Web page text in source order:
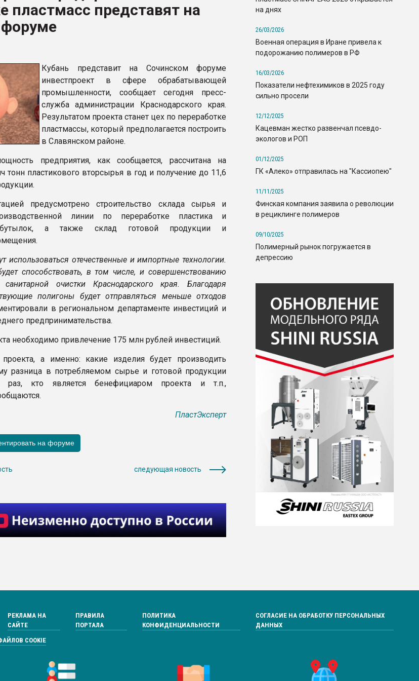
пластмасс представят на
Кубань представит на Сочинском форуме
инвестпроект в сфере обрабатывающей
промышленности, сообщает сегодня пресс-
служба администрации Краснодарского края.
Результатом проекта станет цех по переработке
пластмассы, который предполагается построить
в Славянском районе.
предприятия, как сообщается, рассчитана на
тонн пластикового вторсырья в год и получение до 11,6
предусмотрено строительство склада сырья и
линии по переработке пластика и
бутылок, а также склад готовой продукции и
использоваться отечественные и импортные технологии.
способствовать, в том числе, и совершенствованию
очистки Краснодарского края. Благодаря
полигоны будет отправляться меньше отходов
в региональном департаменте инвестиций и
предпринимательства.
необходимо привлечение 175 млн рублей инвестиций.
а именно: какие изделия будет производить
разница в потребляемом сырье и готовой продукции
раз, кто является бенефициаром проекта и т.п.,
ПластЭксперт
следующая новость
на днях
26/03/2026
Военная операция в Иране привела к
подорожанию полимеров в РФ
16/03/2026
Показатели нефтехимиков в 2025 году
сильно просели
12/12/2025
Кацевман жестко развенчал псевдо-
экологов и РОП
01/12/2025
ГК «Алеко» отправилась на "Кассиопею"
11/11/2025
Финская компания заявила о революции
в рециклинге полимеров
09/10/2025
Полимерный рынок погружается в
депрессию
РЕКЛАМА НА
САЙТЕ
ПРАВИЛА
ПОРТАЛА
ПОЛИТИКА
КОНФИДЕНЦИАЛЬНОСТИ
СОГЛАСИЕ НА ОБРАБОТКУ ПЕРСОНАЛЬНЫХ
ДАННЫХ
COOKIE